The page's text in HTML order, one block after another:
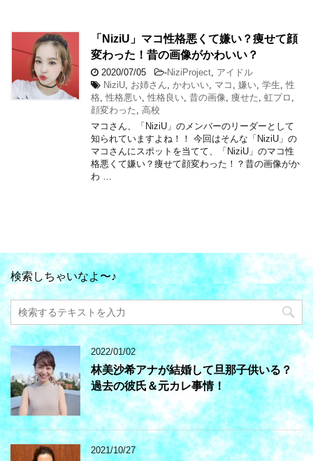
「NiziU」マコ性格悪くて嫌い？痩せて顔
変わった！昔の画像がかわいい？
2020/07/05 -NiziProject アイドル
NiziU お姉さん かわいい マコ 嫌い 学生 性
格 性格悪い 性格良い 昔の画像 痩せた 虹プロ
顔変わった 高校
マコさん、「NiziU」のメンバーのリーダーとして
知られていますよね！！ 今回はそんな「NiziU」の
マコさんにスポットを当てて、「NiziU」のマコ性
格悪くて嫌い？痩せて顔変わった！？昔の画像がか
わ …
検索しちゃいなよ〜♪
2022/01/02
林美沙希アナが結婚して旦那子供いる？
過去の彼氏＆元カレ事情！
2021/10/27